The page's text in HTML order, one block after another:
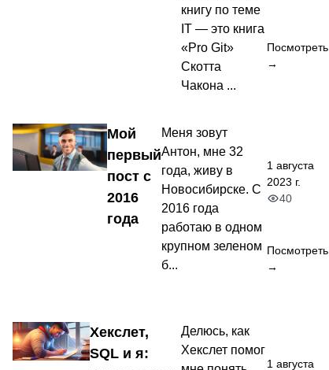
книгу по теме
IT — это книга
«Pro Git»
Скотта
Чакона ...
Посмотреть
→
Мой
первый
пост с
2016
года
Меня зовут
Антон, мне 32
года, живу в
Новосибирске. С
2016 года
работаю в одном
крупном зеленом
б...
1 августа
2023 г.
40
Посмотреть
→
Хекслет,
SQL и я:
Делюсь, как
Хекслет помог
1 августа